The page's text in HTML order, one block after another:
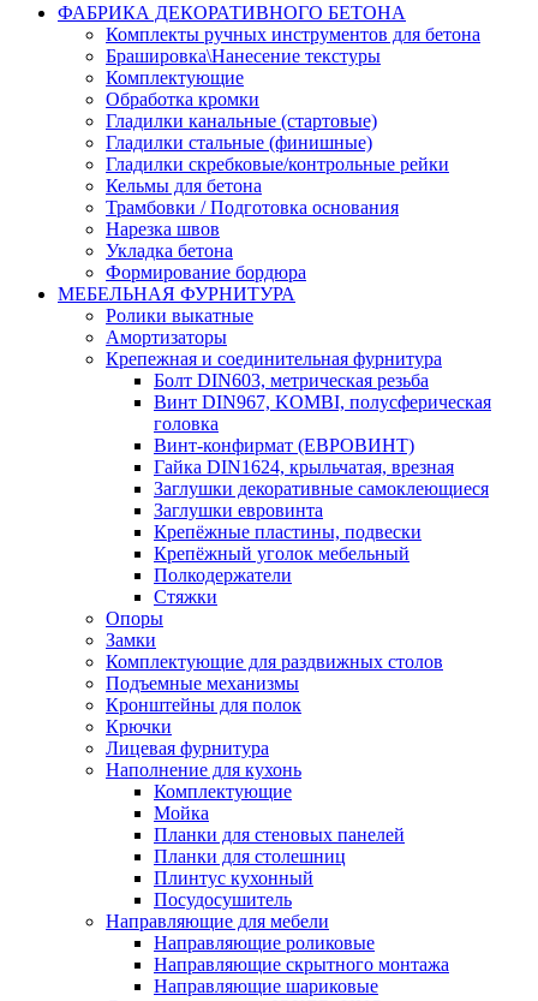
ФАБРИКА ДЕКОРАТИВНОГО БЕТОНА
Комплекты ручных инструментов для бетона
Брашировка\Нанесение текстуры
Комплектующие
Обработка кромки
Гладилки канальные (стартовые)
Гладилки стальные (финишные)
Гладилки скребковые/контрольные рейки
Кельмы для бетона
Трамбовки / Подготовка основания
Нарезка швов
Укладка бетона
Формирование бордюра
МЕБЕЛЬНАЯ ФУРНИТУРА
Ролики выкатные
Амортизаторы
Крепежная и соединительная фурнитура
Болт DIN603, метрическая резьба
Винт DIN967, KOMBI, полусферическая
головка
Винт-конфирмат (ЕВРОВИНТ)
Гайка DIN1624, крыльчатая, врезная
Заглушки декоративные самоклеющиеся
Заглушки евровинта
Крепёжные пластины, подвески
Крепёжный уголок мебельный
Полкодержатели
Стяжки
Опоры
Замки
Комплектующие для раздвижных столов
Подъемные механизмы
Кронштейны для полок
Крючки
Лицевая фурнитура
Наполнение для кухонь
Комплектующие
Мойка
Планки для стеновых панелей
Планки для столешниц
Плинтус кухонный
Посудосушитель
Направляющие для мебели
Направляющие роликовые
Направляющие скрытного монтажа
Направляющие шариковые